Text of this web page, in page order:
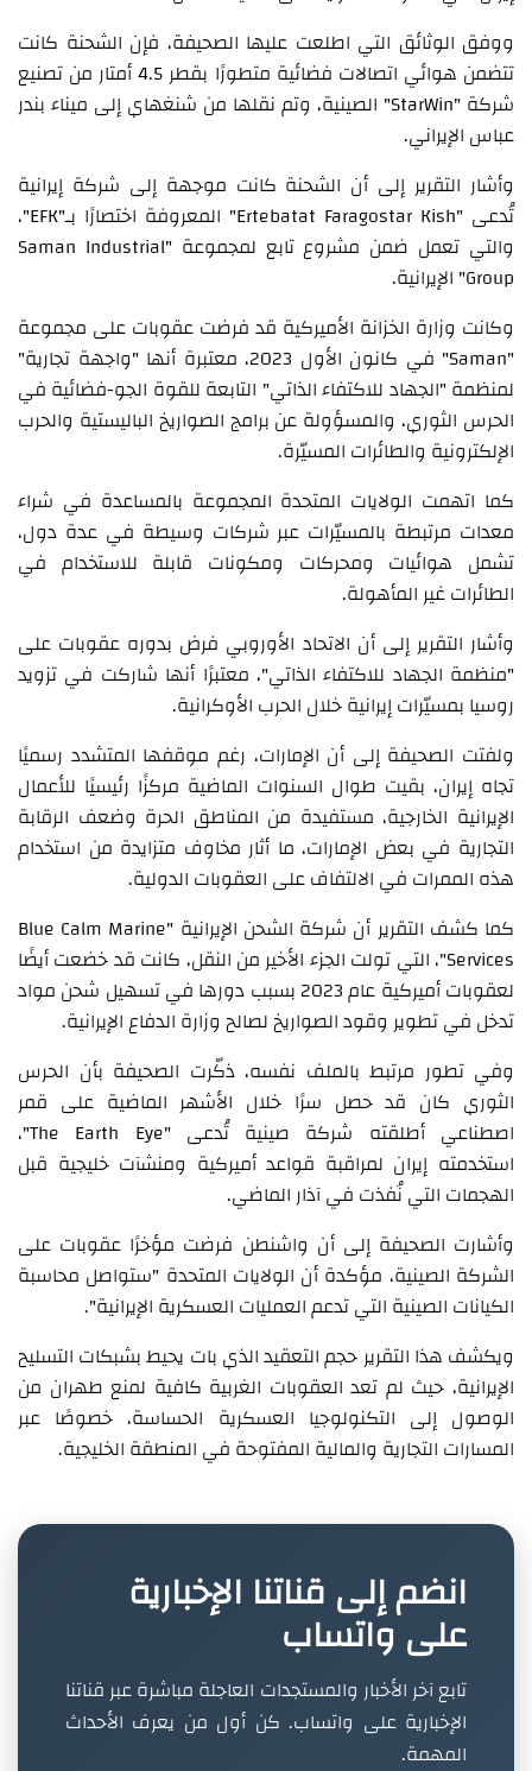
ووفق الوثائق التي اطلعت عليها الصحيفة، فإن الشحنة كانت
تتضمن هوائي اتصالات فضائية متطورًا بقطر 4.5 أمتار من تصنيع
شركة "StarWin" الصينية، وتم نقلها من شنغهاي إلى ميناء بندر
عباس الإيراني.
وأشار التقرير إلى أن الشحنة كانت موجهة إلى شركة إيرانية
تُدعى "Ertebatat Faragostar Kish" المعروفة اختصارًا بـ"EFK"،
والتي تعمل ضمن مشروع تابع لمجموعة "Saman Industrial
Group" الإيرانية.
وكانت وزارة الخزانة الأميركية قد فرضت عقوبات على مجموعة
"Saman" في كانون الأول 2023، معتبرة أنها "واجهة تجارية"
لمنظمة "الجهاد للاكتفاء الذاتي" التابعة للقوة الجو-فضائية في
الحرس الثوري، والمسؤولة عن برامج الصواريخ الباليستية والحرب
الإلكترونية والطائرات المسيّرة.
كما اتهمت الولايات المتحدة المجموعة بالمساعدة في شراء
معدات مرتبطة بالمسيّرات عبر شركات وسيطة في عدة دول،
تشمل هوائيات ومحركات ومكونات قابلة للاستخدام في
الطائرات غير المأهولة.
وأشار التقرير إلى أن الاتحاد الأوروبي فرض بدوره عقوبات على
"منظمة الجهاد للاكتفاء الذاتي"، معتبرًا أنها شاركت في تزويد
روسيا بمسيّرات إيرانية خلال الحرب الأوكرانية.
ولفتت الصحيفة إلى أن الإمارات، رغم موقفها المتشدد رسميًا
تجاه إيران، بقيت طوال السنوات الماضية مركزًا رئيسيًا للأعمال
الإيرانية الخارجية، مستفيدة من المناطق الحرة وضعف الرقابة
التجارية في بعض الإمارات، ما أثار مخاوف متزايدة من استخدام
هذه الممرات في الالتفاف على العقوبات الدولية.
كما كشف التقرير أن شركة الشحن الإيرانية "Blue Calm Marine
Services"، التي تولت الجزء الأخير من النقل، كانت قد خضعت أيضًا
لعقوبات أميركية عام 2023 بسبب دورها في تسهيل شحن مواد
تدخل في تطوير وقود الصواريخ لصالح وزارة الدفاع الإيرانية.
وفي تطور مرتبط بالملف نفسه، ذكّرت الصحيفة بأن الحرس
الثوري كان قد حصل سرًا خلال الأشهر الماضية على قمر
اصطناعي أطلقته شركة صينية تُدعى "The Earth Eye"،
استخدمته إيران لمراقبة قواعد أميركية ومنشآت خليجية قبل
الهجمات التي نُفذت في آذار الماضي.
وأشارت الصحيفة إلى أن واشنطن فرضت مؤخرًا عقوبات على
الشركة الصينية، مؤكدة أن الولايات المتحدة "ستواصل محاسبة
الكيانات الصينية التي تدعم العمليات العسكرية الإيرانية".
ويكشف هذا التقرير حجم التعقيد الذي بات يحيط بشبكات التسليح
الإيرانية، حيث لم تعد العقوبات الغربية كافية لمنع طهران من
الوصول إلى التكنولوجيا العسكرية الحساسة، خصوصًا عبر
المسارات التجارية والمالية المفتوحة في المنطقة الخليجية.
انضم إلى قناتنا الإخبارية
على واتساب
تابع آخر الأخبار والمستجدات العاجلة مباشرة عبر قناتنا
الإخبارية على واتساب. كن أول من يعرف الأحداث
المهمة.